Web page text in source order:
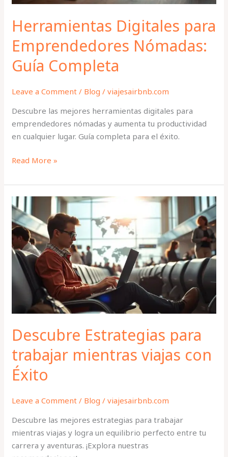
Herramientas Digitales para
Emprendedores Nómadas:
Guía Completa
Leave a Comment / Blog /viajesairbnb.com
Descubre las mejores herramientas digitales para
emprendedores nómadas y aumenta tu productividad
en cualquier lugar. Guía completa para el éxito.
Read More »
Descubre Estrategias para
trabajar mientras viajas con
Éxito
Leave a Comment / Blog /viajesairbnb.com
Descubre las mejores estrategias para trabajar
mientras viajas y logra un equilibrio perfecto entre tu
carrera y aventuras. ¡Explora nuestras
Descubre
Estrategias
para
trabajar
mientras
viajas
con